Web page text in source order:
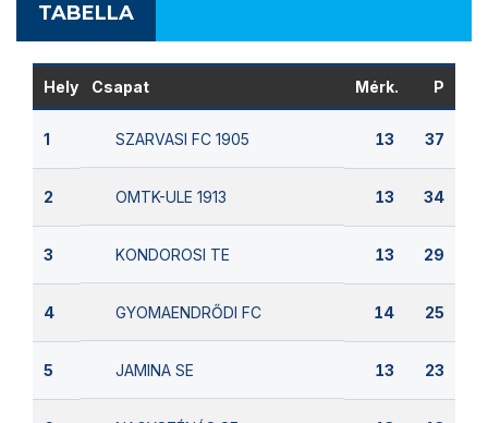
TABELLA
Hely Csapat Mérk. P
1 SZARVASI FC 1905 13 37
2 OMTK-ULE 1913 13 34
3 KONDOROSI TE 13 29
4 GYOMAENDRŐDI FC 14 25
5 JAMINA SE 13 23